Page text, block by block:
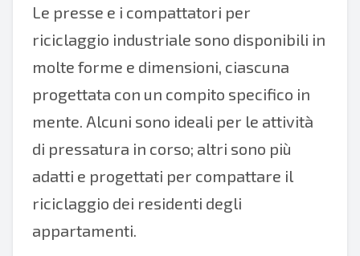
Le presse e i compattatori per
riciclaggio industriale sono disponibili in
molte forme e dimensioni, ciascuna
progettata con un compito specifico in
mente. Alcuni sono ideali per le attività
di pressatura in corso; altri sono più
adatti e progettati per compattare il
riciclaggio dei residenti degli
appartamenti.